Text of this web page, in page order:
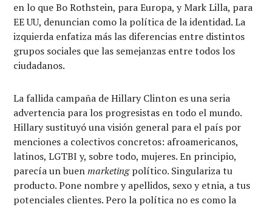
en lo que Bo Rothstein, para Europa, y Mark Lilla, para
EE UU, denuncian como la política de la identidad. La
izquierda enfatiza más las diferencias entre distintos
grupos sociales que las semejanzas entre todos los
ciudadanos.
La fallida campaña de Hillary Clinton es una seria
advertencia para los progresistas en todo el mundo.
Hillary sustituyó una visión general para el país por
menciones a colectivos concretos: afroamericanos,
latinos, LGTBI y, sobre todo, mujeres. En principio,
parecía un buenmarketingpolítico. Singulariza tu
producto. Pone nombre y apellidos, sexo y etnia, a tus
potenciales clientes. Pero la política no es como la